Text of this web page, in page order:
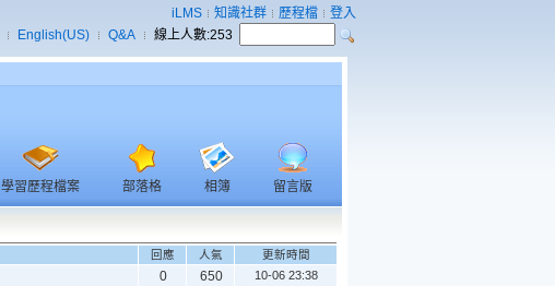
iLMS 知識社群 歷程檔
登入
English(US) Q&A 線上人數:253
學習歷程檔案 部落格 相簿 留言版
回應 人氣 更新時間
0 650 10-06 23:38